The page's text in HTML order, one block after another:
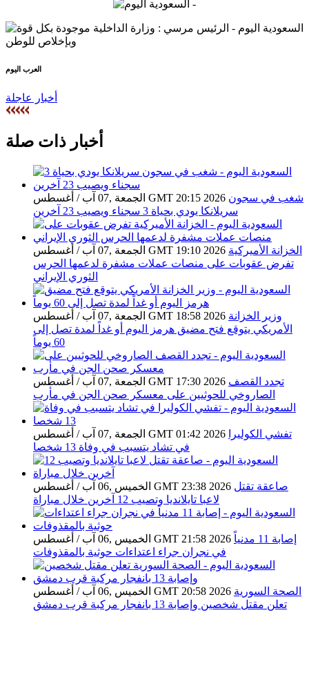
العرب اليوم
أخبار عاجلة
أخبار ذات صلة
الجمعة ,07 آب / أغسطس GMT 20:15 2026 شغب في سجون
سريلانكا يودي بحياة 3 سجناء ويصيب 23 آخرين
الجمعة ,07 آب / أغسطس GMT 19:10 2026 الخزانة الأميركية
تفرض عقوبات على منصات عملات مشفرة لدعمها الحرس
الثوري الإيراني
الجمعة ,07 آب / أغسطس GMT 18:58 2026 وزير الخزانة
الأمريكي يتوقع فتح مضيق هرمز اليوم أو غداً لمدة تصل إلى
60 يوماً
الجمعة ,07 آب / أغسطس GMT 17:30 2026 تجدد القصف
الصاروخي للحوثيين على معسكر صحن الجن في مأرب
الجمعة ,07 آب / أغسطس GMT 01:42 2026
تفشي الكوليرا
في تشاد يتسبب في وفاة 13 شخصا
الخميس ,06 آب / أغسطس GMT 23:38 2026 صاعقة تقتل
لاعبا تايلانديا وتصيب 12 آخرين خلال مباراة
الخميس ,06 آب / أغسطس GMT 21:58 2026 إصابة 11 مدنياً
في نجران جراء اعتداءات حوثية بالمقذوفات
الخميس ,06 آب / أغسطس GMT 20:58 2026 الصحة السورية
تعلن مقتل شخصين وإصابة 13 بانفجار مركبة قرب دمشق